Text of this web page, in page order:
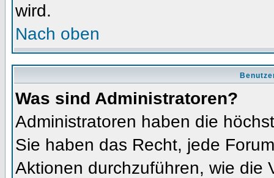
wird.
Nach oben
Was sind Administratoren?
Administratoren haben die
Sie haben das Recht, jede
Aktionen durchzuführen, wie die